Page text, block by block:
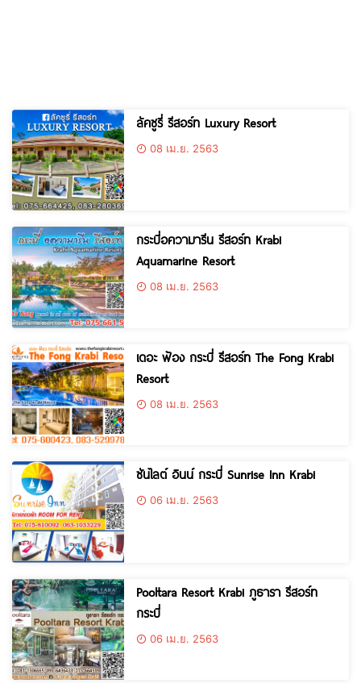
ลัคซูรี่ รีสอร์ท Luxury Resort
08 เม.ย. 2563
กระบี่อความารีน รีสอร์ท Krabi
Aquamarine Resort
08 เม.ย. 2563
เดอะ ฟ้อง กระบี่ รีสอร์ท The Fong Krabi
Resort
08 เม.ย. 2563
ซันไลต์ อินน์ กระบี่ Sunrise Inn Krabi
06 เม.ย. 2563
Pooltara Resort Krabi ภูธารา รีสอร์ท
กระบี่
06 เม.ย. 2563